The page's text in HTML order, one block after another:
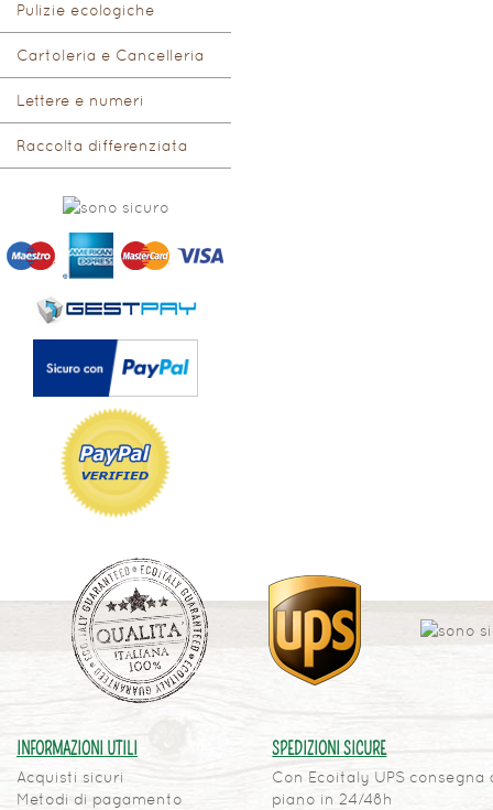
Pulizie ecologiche
Cartoleria e Cancelleria
Lettere e numeri
Raccolta differenziata
INFORMAZIONI UTILI
Acquisti sicuri
Metodi di pagamento
SPEDIZIONI SICURE
Con Ecoitaly UPS consegna
piano in 24/48h